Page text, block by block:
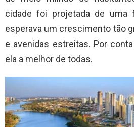
cidade foi projetada de uma
esperava um crescimento tão
e avenidas estreitas. Por
ela a melhor de todas.